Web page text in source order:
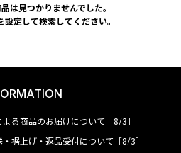
は見つかりませんでした。
設定して検索してください。
る商品のお届けについて［8/3］
裾上げ・返品受付について［8/3］